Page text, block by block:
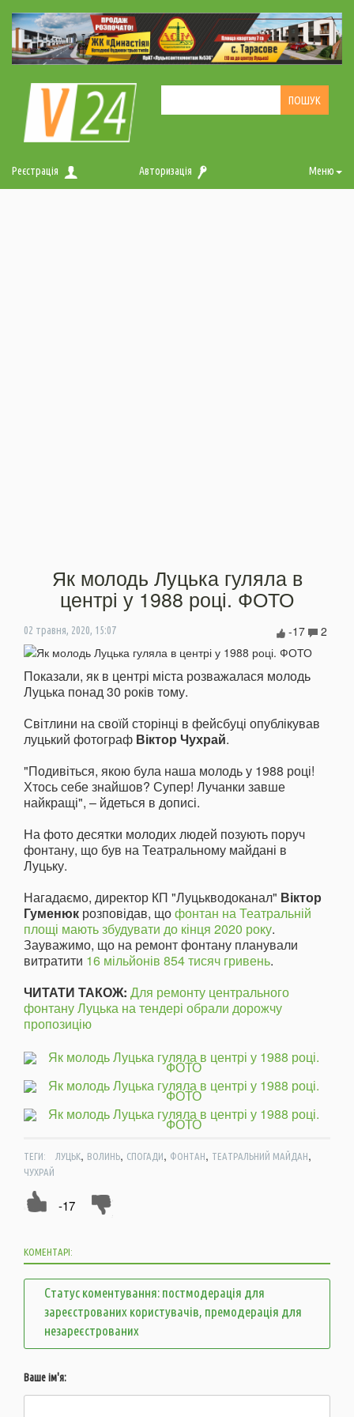
Реєстрація Авторизація Меню
Як молодь Луцька гуляла в
центрі у 1988 році. ФОТО
02 травня, 2020, 15:07 2
-17
Показали, як в центрі міста розважалася молодь
Луцька понад 30 років тому.
Світлини на своїй сторінці в фейсбуці опублікував
луцький фотограф Віктор Чухрай.
"Подивіться, якою була наша молодь у 1988 році!
Хтось себе знайшов? Супер! Лучанки завше
найкращі", – йдеться в дописі.
На фото десятки молодих людей позують поруч
фонтану, що був на Театральному майдані в
Луцьку.
Нагадаємо, директор КП "Луцькводоканал" Віктор
Гуменюк розповідав, щофонтан на Театральній
площі мають збудувати до кінця 2020 року.
Зауважимо, що на ремонт фонтану планували
витратити 16 мільйонів 854 тисяч гривень.
ЧИТАТИ ТАКОЖ: Для ремонту центрального
фонтану Луцька на тендері обрали дорожчу
пропозицію
ТЕГИ: ЛУЦЬК, ВОЛИНЬ, СПОГАДИ, ФОНТАН, ТЕАТРАЛЬНИЙ МАЙДАН,
ЧУХРАЙ
-17
КОМЕНТАРІ:
Статус коментування: постмодерація для
зареєстрованих користувачів, премодерація для
незареєстрованих
Ваше ім'я: